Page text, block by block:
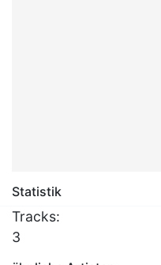
Statistik
Tracks:
3